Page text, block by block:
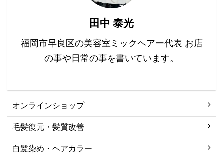
うことなんですけど、 ヘ
アケアに関しての一般の
方の需要というのが 「修
復」と「質感」だと思う
わけです。 修復と ...
田中 泰光
福岡市早良区の美容室ミックヘアー代表 お店
の事や日常の事を書いています。
オンラインショップ
毛髪復元・髪質改善
白髪染め・ヘアカラー